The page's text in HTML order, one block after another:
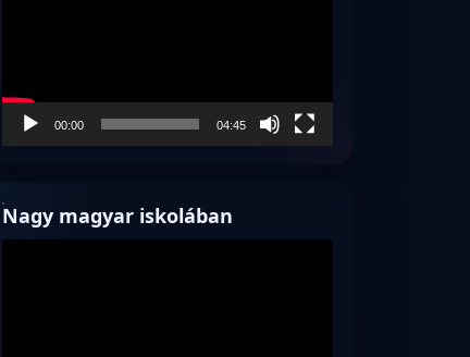
00:00 04:45
Nagy magyar iskolában